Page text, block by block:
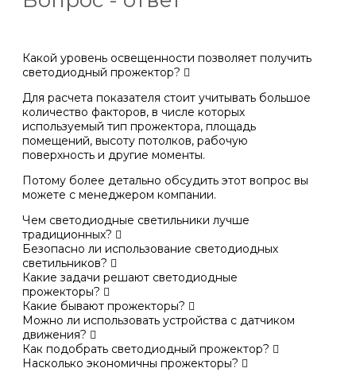
Какой уровень освещенности позволяет получить
светодиодный прожектор?
Для расчета показателя стоит учитывать большое
количество факторов, в числе которых
используемый тип прожектора, площадь
помещений, высоту потолков, рабочую
поверхность и другие моменты.
Потому более детально обсудить этот вопрос вы
можете с менеджером компании.
Чем светодиодные светильники лучше
традиционных?
Безопасно ли использование светодиодных
светильников?
Какие задачи решают светодиодные
прожекторы?
Какие бывают прожекторы?
Можно ли использовать устройства с датчиком
движения?
Как подобрать светодиодный прожектор?
Насколько экономичны прожекторы?